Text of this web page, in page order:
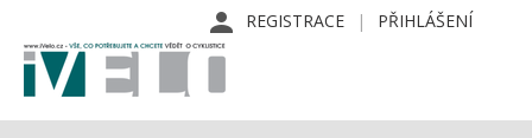
REGISTRACE PŘIHLÁŠENÍ